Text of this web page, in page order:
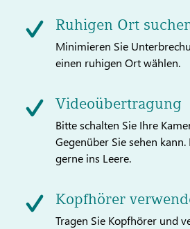
Ruhigen Ort
Minimieren Sie
einen ruhigen Ort wählen.
Videoübertragung
Bitte schalten Sie Ihre
Gegenüber Sie sehen
gerne ins Leere.
Kopfhörer
Tragen Sie Kopfhörer und